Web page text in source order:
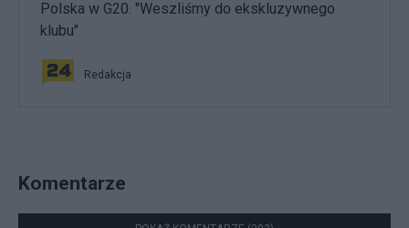
Polska w G20. "Weszliśmy do ekskluzywnego
klubu"
Redakcja
Komentarze